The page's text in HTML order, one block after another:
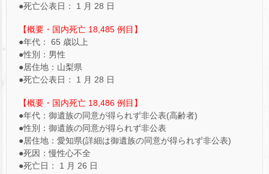
●死亡公表日： 1 月 28 日
【概要・国内死亡 18,485 例目】
●年代： 65 歳以上
●性別：男性
●居住地：山梨県
●死亡公表日： 1 月 28 日
【概要・国内死亡 18,486 例目】
●年代：御遺族の同意が得られず非公表(高齢者)
●性別：御遺族の同意が得られず非公表
●居住地：愛知県(詳細は御遺族の同意が得られず非公表)
●死因：慢性心不全
●死亡日： 1 月 26 日